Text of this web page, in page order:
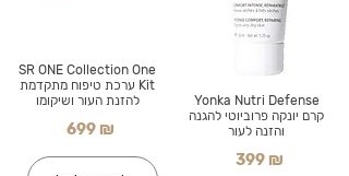
SR ONE Collection One
Kit ערכת טיפוח מתקדמת
להזנת העור ושיקומו
699 ₪
Yonka Nutri Defense
קרם יונקה פרוביוטי להגנה
והזנה לעור
399 ₪